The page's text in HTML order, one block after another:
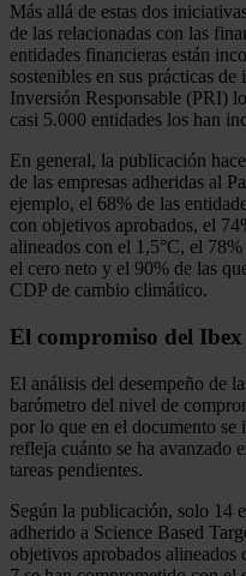
Más allá de estas dos
de las relacionadas con las
entidades financieras están
sostenibles en sus prácticas
Inversión Responsable (PRI)
casi 5.000 entidades los han
En general, la publicación
de las empresas adheridas al
ejemplo, el 68% de las
con objetivos aprobados, el
alineados con el 1,5°C, el
el cero neto y el 90% de las
CDP de cambio climático.
El compromiso del Ibex
El análisis del desempeño de
barómetro del nivel de
por lo que en el documento
refleja cuánto se ha avanzado
tareas pendientes.
Según la publicación, solo 14
adherido a Science Based
objetivos aprobados alineados